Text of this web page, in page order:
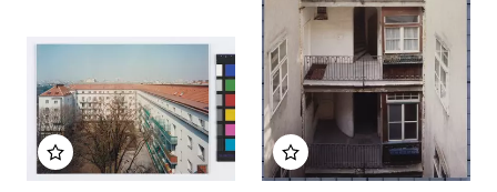
Add to my album Add to my album